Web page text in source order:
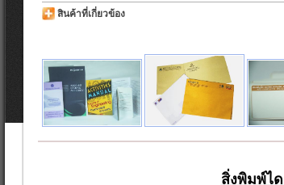
สินค้าที่เกี่ยวข้อง
สิ่งพิมพ์ไ